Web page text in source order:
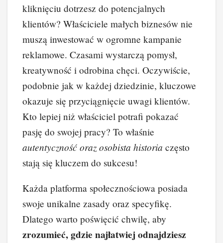
kliknięciu dotrzesz do potencjalnych
klientów? Właściciele małych biznesów nie
muszą inwestować w ogromne kampanie
reklamowe. Czasami wystarczą pomysł,
kreatywność i odrobina chęci. Oczywiście,
podobnie jak w każdej dziedzinie, kluczowe
okazuje się przyciągnięcie uwagi klientów.
Kto lepiej niż właściciel potrafi pokazać
pasję do swojej pracy? To właśnie
autentyczność oraz osobista historia często
stają się kluczem do sukcesu!
Każda platforma społecznościowa posiada
swoje unikalne zasady oraz specyfikę.
Dlatego warto poświęcić chwilę, aby
zrozumieć, gdzie najłatwiej odnajdziesz